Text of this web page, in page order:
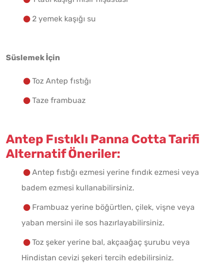
2 yemek kaşığı su
Süslemek İçin
Toz Antep fıstığı
Taze frambuaz
Antep Fıstıklı Panna Cotta Tarifi
Alternatif Öneriler:
Antep fıstığı ezmesi yerine fındık ezmesi veya
badem ezmesi kullanabilirsiniz.
Frambuaz yerine böğürtlen, çilek, vişne veya
yaban mersini ile sos hazırlayabilirsiniz.
Toz şeker yerine bal, akçaağaç şurubu veya
Hindistan cevizi şekeri tercih edebilirsiniz.